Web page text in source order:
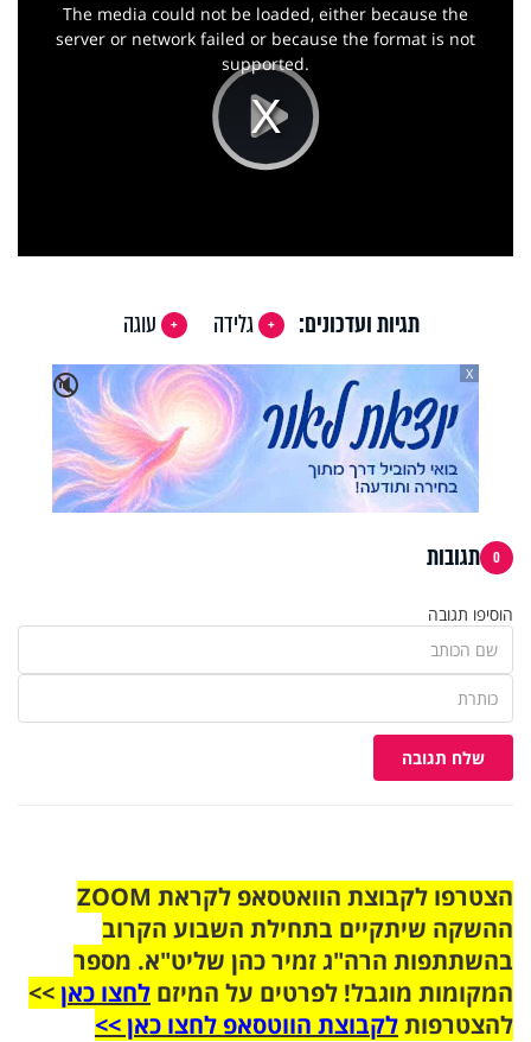
Play
Video
The media could not be loaded, either because the
server or network failed or because the format is not
supported.
תגיות ועדכונים: גלידה
עוגה
🔇
X
0 תגובות
הוסיפו תגובה
שלח תגובה
הצטרפו לקבוצת הוואטסאפ לקראת ZOOM
ההשקה שיתקיים בתחילת השבוע הקרוב
בהשתתפות הרה"ג זמיר כהן שליט"א. מספר
המקומות מוגבל! לפרטים על המיזם לחצו כאן>>
להצטרפותלקבוצת הווטסאפ לחצו כאן >>